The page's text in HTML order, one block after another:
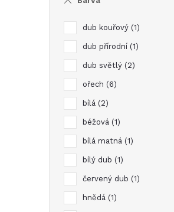
dub kouřový 1
dub přírodní 1
dub světlý 2
ořech 6
bílá 2
béžová 1
bílá matná 1
bílý dub 1
červený dub 1
hnědá 1